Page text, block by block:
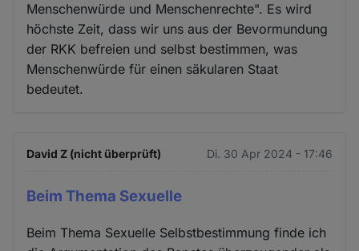
Menschenwürde und Menschenrechte". Es wird
höchste Zeit, dass wir uns aus der Bevormundung
der RKK befreien und selbst bestimmen, was
Menschenwürde für einen säkularen Staat
bedeutet.
David Z (nicht überprüft) Di. 30 Apr 2024 - 17:46
Beim Thema Sexuelle
Beim Thema Sexuelle Selbstbestimmung finde ich